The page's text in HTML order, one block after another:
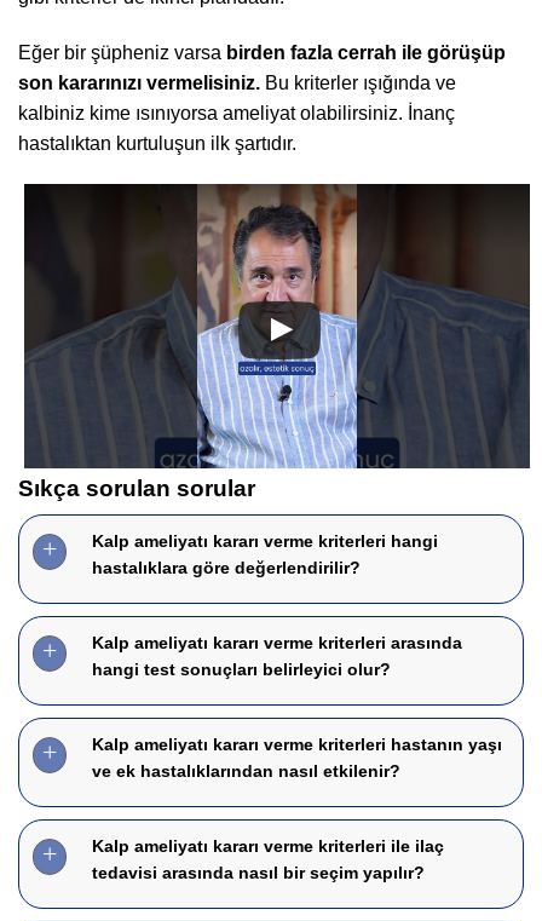
Eğer bir şüpheniz varsa birden fazla cerrah ile görüşüp
son kararınızı vermelisiniz. Bu kriterler ışığında ve
kalbiniz kime ısınıyorsa ameliyat olabilirsiniz. İnanç
hastalıktan kurtuluşun ilk şartıdır.
Sıkça sorulan sorular
Kalp ameliyatı kararı verme kriterleri hangi
hastalıklara göre değerlendirilir?
Kalp ameliyatı kararı verme kriterleri arasında
hangi test sonuçları belirleyici olur?
Kalp ameliyatı kararı verme kriterleri hastanın yaşı
ve ek hastalıklarından nasıl etkilenir?
Kalp ameliyatı kararı verme kriterleri ile ilaç
tedavisi arasında nasıl bir seçim yapılır?